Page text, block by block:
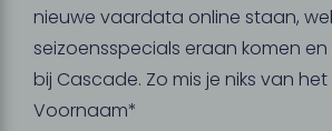
nieuwe vaardata online staan,
seizoensspecials eraan komen
bij Cascade. Zo mis je niks van
Voornaam*